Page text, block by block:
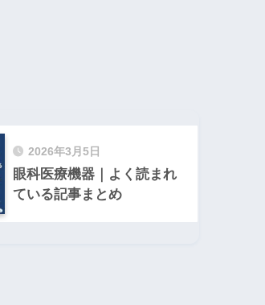
2026年3月5日
眼科医療機器｜よく読まれ
ている記事まとめ